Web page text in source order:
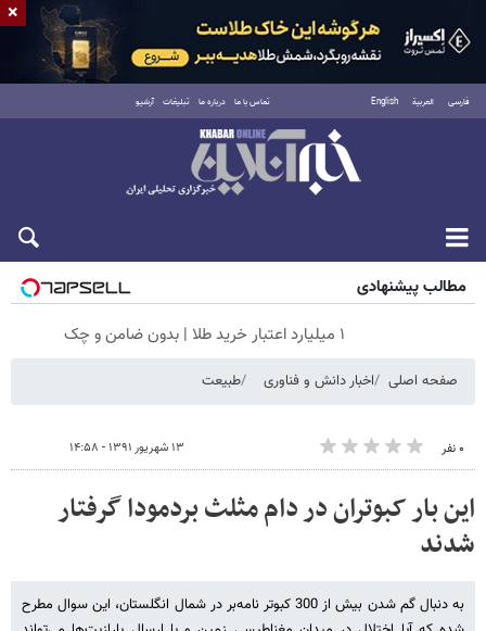
فارسی العربية English تماس با ما درباره ما تبلیغات آرشیو
شنبه ۱۷ مرداد ۱۴۰۵
مطالب پیشنهادی
۱ میلیارد اعتبار خرید طلا | بدون ضامن و چک
صفحه اصلی اخبار دانش و فناوری طبیعت
۰ نفر ۱۳ شهریور ۱۳۹۱ - ۱۴:۵۸
این بار کبوتران در دام مثلث بردمودا گرفتار
شدند
به دنبال گم شدن بیش از 300 کبوتر نامه‌بر در شمال انگلستان، این سوال مطرح
×